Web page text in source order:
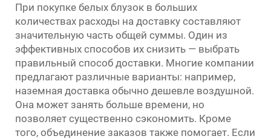
При покупке белых блузок в больших
количествах расходы на доставку составляют
значительную часть общей суммы. Один из
эффективных способов их снизить — выбрать
правильный способ доставки. Многие компании
предлагают различные варианты: например,
наземная доставка обычно дешевле воздушной.
Она может занять больше времени, но
позволяет существенно сэкономить. Кроме
того, объединение заказов также помогает. Если